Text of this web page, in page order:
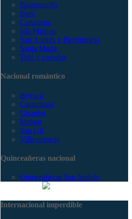
Barranquilla
Barú
Cartagena
Isla Múcura
San Andrés y Providencia
Santa Marta
Tolú y coveñas
Nacional romántico
Boyacá
Capurganá
Girardot
Melgar
San Gil
Villavicencio
Quinceañeras nacional
Quinceañeras San Andrés
Internacional imperdible